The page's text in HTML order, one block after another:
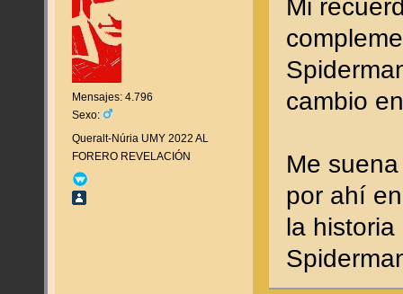
Mensajes: 4.796
Sexo:
Queralt-Núria UMY 2022 AL
FORERO REVELACIÓN
Mi
cambio
Me
por ahí
la